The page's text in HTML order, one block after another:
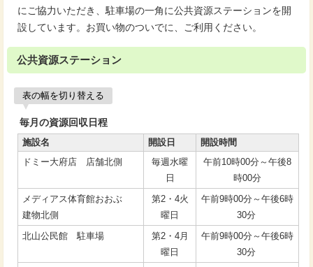
にご協力いただき、駐車場の一角に公共資源ステーションを開
設しています。お買い物のついでに、ご利用ください。
公共資源ステーション
表の幅を切り替える
毎月の資源回収日程
施設名
開設日
開設時間
ドミー大府店 店舗北側
毎週水曜
日
午前10時00分～午後8
時00分
メディアス体育館おおぶ
建物北側
第2・4火
曜日
午前9時00分～午後6時
30分
北山公民館 駐車場
第2・4月
曜日
午前9時00分～午後6時
30分